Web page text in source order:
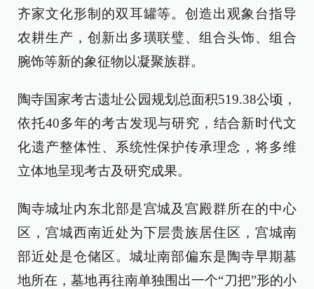
齐家文化形制的双耳罐等。创造出观象台指导
农耕生产，创新出多璜联璧、组合头饰、组合
腕饰等新的象征物以凝聚族群。
陶寺国家考古遗址公园规划总面积519.38公顷，
依托40多年的考古发现与研究，结合新时代文
化遗产整体性、系统性保护传承理念，将多维
立体地呈现考古及研究成果。
陶寺城址内东北部是宫城及宫殿群所在的中心
区，宫城西南近处为下层贵族居住区，宫城南
部近处是仓储区。城址南部偏东是陶寺早期墓
地所在，墓地再往南单独围出一个“刀把”形的小